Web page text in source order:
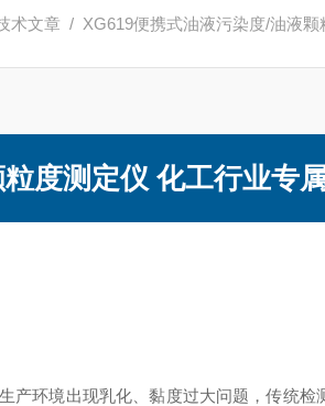
术文章 / XG619便携式油液污染度/油液
度测定仪 化工行业专
产环境出现乳化、黏度过大问题，传统